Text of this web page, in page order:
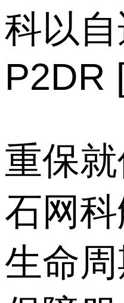
科以
P2DR
重保
石网
生命